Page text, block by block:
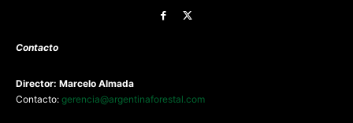
Contacto
Director: Marcelo Almada
Contacto: gerencia@argentinaforestal.com